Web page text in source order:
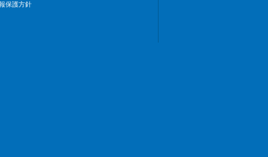
保護方針